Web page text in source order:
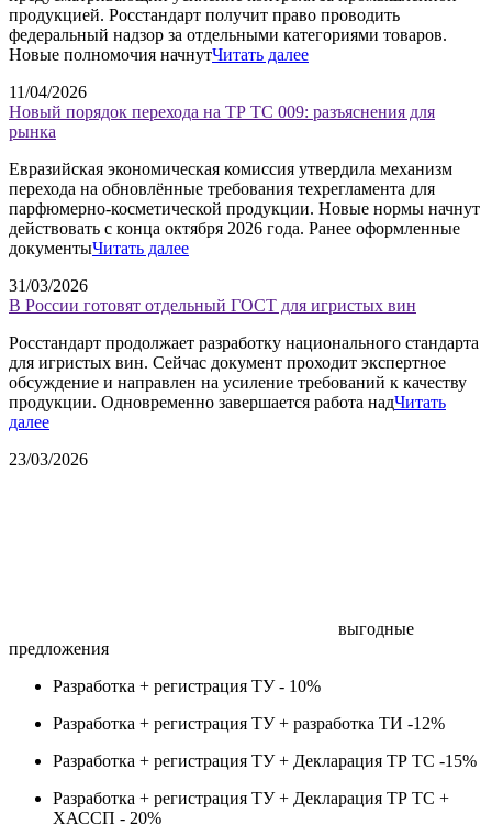
продукцией. Росстандарт получит право проводить
федеральный надзор за отдельными категориями товаров.
Новые полномочия начнутЧитать далее
11/04/2026
Новый порядок перехода на ТР ТС 009: разъяснения для
рынка
Евразийская экономическая комиссия утвердила механизм
перехода на обновлённые требования техрегламента для
парфюмерно-косметической продукции. Новые нормы начнут
действовать с конца октября 2026 года. Ранее оформленные
документыЧитать далее
31/03/2026
В России готовят отдельный ГОСТ для игристых вин
Росстандарт продолжает разработку национального стандарта
для игристых вин. Сейчас документ проходит экспертное
обсуждение и направлен на усиление требований к качеству
продукции. Одновременно завершается работа надЧитать
далее
23/03/2026
выгодные
предложения
Разработка + регистрация ТУ - 10%
Разработка + регистрация ТУ + разработка ТИ -12%
Разработка + регистрация ТУ + Декларация ТР ТС -15%
Разработка + регистрация ТУ + Декларация ТР ТС +
ХАССП - 20%